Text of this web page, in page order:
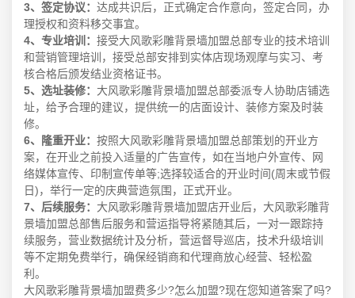
3、签定协议： 达成共识后，正式确定合作意向，签定合同，办
理授权和资料移交事宜。
4、专业培训： 接受大风歌彩雕背景墙加盟总部专业的技术培训
和营销管理培训，接受总部安排到实体店现场观摩与实习、考
核合格后颁发结业资格证书。
5、选址装修： 大风歌彩雕背景墙加盟总部委派专人协助店铺选
址，给予合理的建议，提供统一的店面设计、装修方案及时装
修。
6、隆重开业： 按照大风歌彩雕背景墙加盟总部策划的开业方
案，在开业之前投入适量的广告宣传，如在当地户外宣传、网
络媒体宣传、印制宣传单等;选择较适合的开业时间(周末或节假
日)，举行一定的庆典营造氛围，正式开业。
7、后续服务： 大风歌彩雕背景墙加盟店开业后，大风歌彩雕背
景墙加盟总部售后服务和营运指导将紧随其后，一对一跟踪持
续服务，营业数据统计及分析，营运督导巡店，技术升级培训
等不定期免费举行，确保经销商和代理商放心经营、轻松盈
利。
大风歌彩雕背景墙加盟费多少?怎么加盟?现在您知道答案了吗?